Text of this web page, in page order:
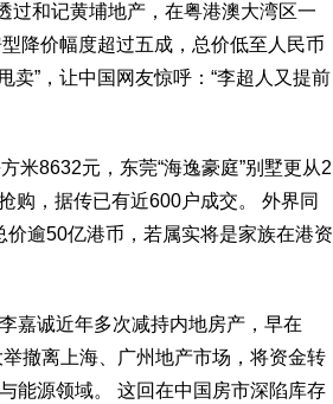
过和记黄埔地产，在粤港澳大湾区一
降价幅度超过五成，总价低至人民币
卖”，让中国网友惊呼：“李超人又提前
米8632元，东莞“海逸豪庭”别墅更从2
购，据传已有近600户成交。 外界同
逾50亿港币，若属实将是家族在港资
嘉诚近年多次减持内地房产，早在
撤离上海、广州地产市场，将资金转
能源领域。 这回在中国房市深陷库存